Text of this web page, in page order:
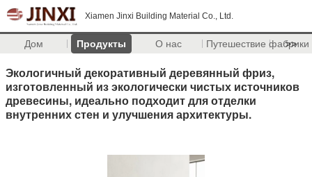
Xiamen Jinxi Building Material Co., Ltd.
Дом Продукты О нас Путешествие фабрики
>>
Экологичный декоративный деревянный фриз,
изготовленный из экологически чистых источников
древесины, идеально подходит для отделки
внутренних стен и улучшения архитектуры.